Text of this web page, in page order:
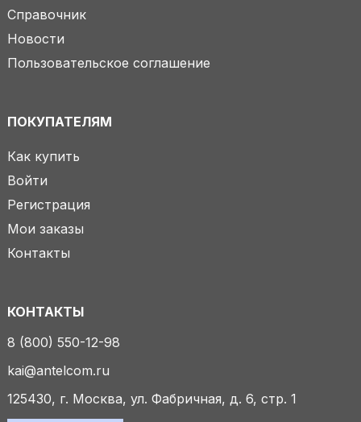
Справочник
Новости
Пользовательское соглашение
ПОКУПАТЕЛЯМ
Как купить
Войти
Регистрация
Мои заказы
Контакты
КОНТАКТЫ
8 (800) 550-12-98
kai@antelcom.ru
125430, г. Москва, ул. Фабричная, д. 6, стр. 1